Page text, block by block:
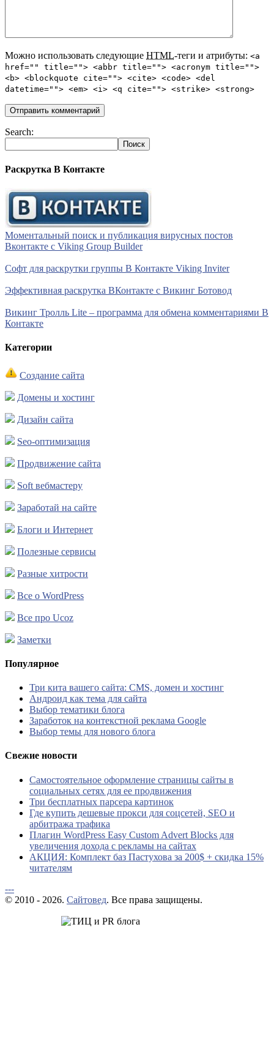
Можно использовать следующие HTML-теги и атрибуты: <a
href="" title=""> <abbr title=""> <acronym title="">
<b> <blockquote cite=""> <cite> <code> <del
datetime=""> <em> <i> <q cite=""> <strike> <strong>
Search:
Раскрутка В Контакте
Моментальный поиск и публикация вирусных постов
Вконтакте с Viking Group Builder
Софт для раскрутки группы В Контакте Viking Inviter
Эффективная раскрутка ВКонтакте с Викинг Ботовод
Викинг Тролль Lite – программа для обмена комментариями В
Контакте
Категории
Создание сайта
Домены и хостинг
Дизайн сайта
Seo-оптимизация
Продвижение сайта
Soft вебмастеру
Заработай на сайте
Блоги и Интернет
Полезные сервисы
Разные хитрости
Все о WordPress
Все про Ucoz
Заметки
Популярное
Три кита вашего сайта: CMS, домен и хостинг
Андроид как тема для сайта
Выбор тематики блога
Заработок на контекстной реклама Google
Выбор темы для нового блога
Свежие новости
Самостоятельное оформление страницы сайты в
социальных сетях для ее продвижения
Три бесплатных парсера картинок
Где купить дешевые прокси для соцсетей, SEO и
арбитража трафика
Плагин WordPress Easy Custom Advert Blocks для
увеличения дохода с рекламы на сайтах
АКЦИЯ: Комплект баз Пастухова за 200$ + скидка 15%
читателям
---
© 2010 - 2026. Сайтовед. Все права защищены.